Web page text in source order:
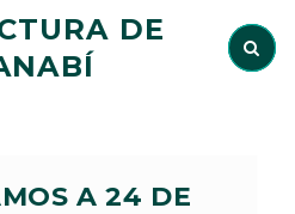
DE
A 24 DE